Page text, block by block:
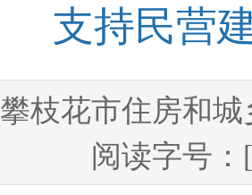
支持民营
攀枝花市住房和
阅读字号